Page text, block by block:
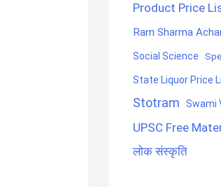
Product Price
Ram Sharma
Social Science
State Liquor Price
Stotram Swami
UPSC Free
लोक संस्कृति